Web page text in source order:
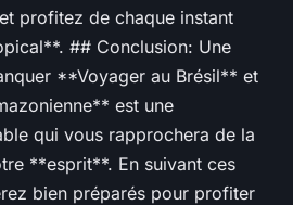
profitez de chaque instant
## Conclusion: Une
**Voyager au Brésil** et
est une
qui vous rapprochera de la
**esprit**. En suivant ces
bien préparés pour profiter